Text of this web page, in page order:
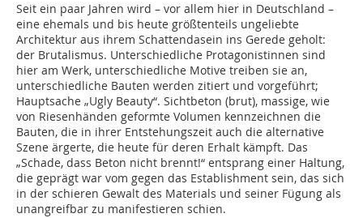
Seit ein paar Jahren wird – vor allem hier in Deutschland –
eine ehemals und bis heute größtenteils ungeliebte
Architektur aus ihrem Schattendasein ins Gerede geholt:
der Brutalismus. Unterschiedliche Protagonistinnen sind
hier am Werk, unterschiedliche Motive treiben sie an,
unterschiedliche Bauten werden zitiert und vorgeführt;
Hauptsache „Ugly Beauty“. Sichtbeton (brut), massige, wie
von Riesenhänden geformte Volumen kennzeichnen die
Bauten, die in ihrer Entstehungszeit auch die alternative
Szene ärgerte, die heute für deren Erhalt kämpft. Das
„Schade, dass Beton nicht brennt!“ entsprang einer Haltung,
die geprägt war vom gegen das Establishment sein, das sich
in der schieren Gewalt des Materials und seiner Fügung als
unangreifbar zu manifestieren schien.